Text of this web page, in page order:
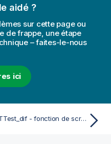
aidé ?
sur cette page ou
de frappe, une étape
– faites-le-nous
ici
TTest_dif - fonction de script et fonction de graphique